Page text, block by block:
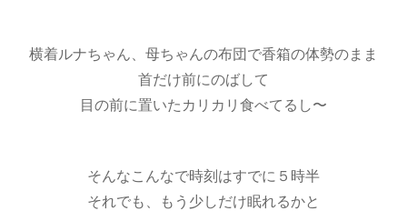
横着ルナちゃん、母ちゃんの布団で香箱の体勢のまま
首だけ前にのばして
目の前に置いたカリカリ食べてるし〜
そんなこんなで時刻はすでに５時半
それでも、もう少しだけ眠れるかと